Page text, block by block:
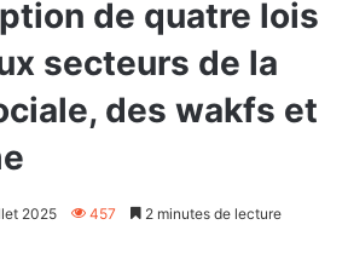
de quatre lois
secteurs de la
des wakfs et
2025 457 2 minutes de lecture